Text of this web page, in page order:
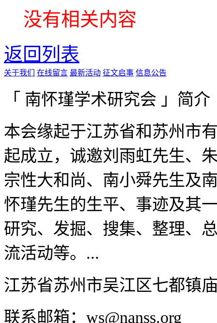
没有相关内容
返回列表
关于我们 在线留言 最新活动 征文启事 信息公告
「 南怀瑾学术研究会 」简介
本会缘起于江苏省和苏州市
起成立，诚邀刘雨虹先生、
宗性大和尚、南小舜先生及
怀瑾先生的生平、事迹及其
研究、发掘、搜集、整理、
流活动等。...
江苏省苏州市吴江区七都镇
联系邮箱：ws@nanss.org